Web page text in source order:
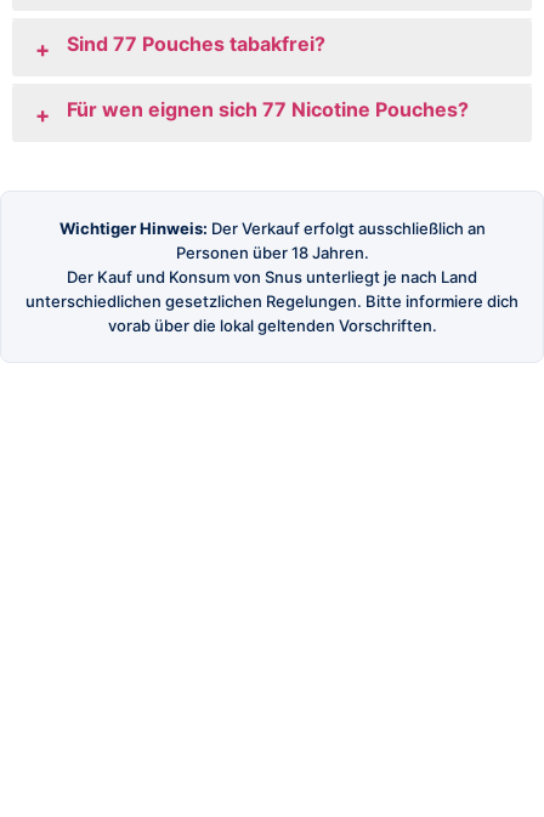
+ Sind 77 Pouches tabakfrei?
+ Für wen eignen sich 77 Nicotine Pouches?
Wichtiger Hinweis: Der Verkauf erfolgt ausschließlich an
Personen über 18 Jahren.
Der Kauf und Konsum von Snus unterliegt je nach Land
unterschiedlichen gesetzlichen Regelungen. Bitte informiere dich
vorab über die lokal geltenden Vorschriften.